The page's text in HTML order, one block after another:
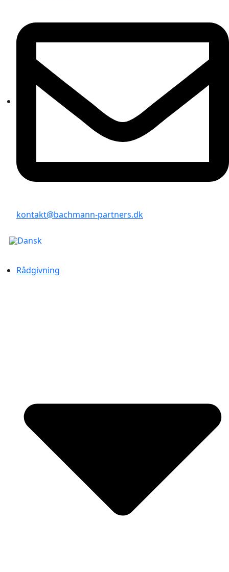
kontakt@bachmann-partners.dk
Rådgivning